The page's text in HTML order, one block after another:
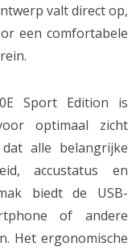
valt direct op,
een comfortabele
Sport Edition is
optimaal zicht
alle belangrijke
accustatus en
biedt de USB-
of andere
Het ergonomische